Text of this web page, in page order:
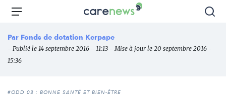
Aller
principal
Carenews,
média
des
Menu
Par Fonds de dotation Kerpape
- Publié le 14 septembre 2016 - 11:13 - Mise à jour le 20 septembre 2016 -
15:36
#ODD 03 : BONNE SANTÉ ET BIEN-ÊTRE